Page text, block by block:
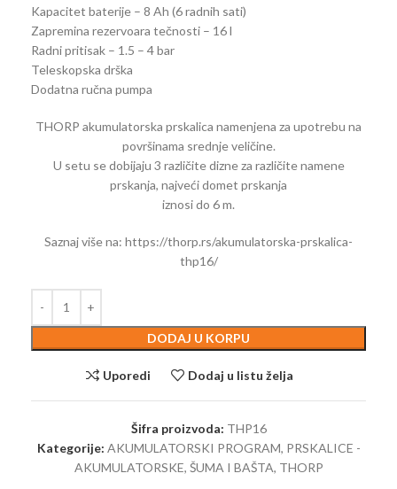
Kapacitet baterije – 8 Ah (6 radnih sati)
Zapremina rezervoara tečnosti – 16 l
Radni pritisak – 1.5 – 4 bar
Teleskopska drška
Dodatna ručna pumpa
THORP akumulatorska prskalica namenjena za upotrebu na
površinama srednje veličine.
U setu se dobijaju 3 različite dizne za različite namene
prskanja, najveći domet prskanja
iznosi do 6 m.
Saznaj više na: https://thorp.rs/akumulatorska-prskalica-
thp16/
DODAJ U KORPU
Uporedi Dodaj u listu želja
Šifra proizvoda: THP16
Kategorije: AKUMULATORSKI PROGRAM, PRSKALICE -
AKUMULATORSKE, ŠUMA I BAŠTA, THORP